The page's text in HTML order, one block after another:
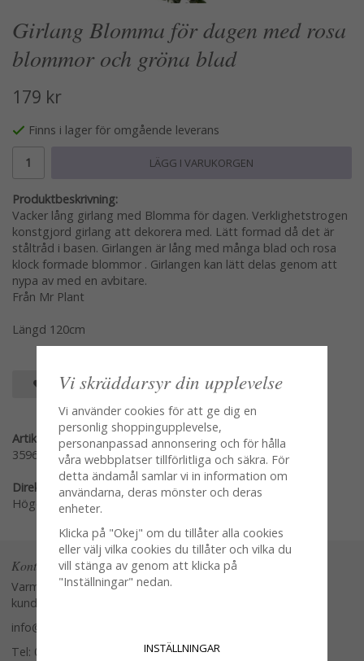
Girlang Blomma för dagen med rosa
blommor och gröna blad
179 kr
Finns i lager för omgående leverans
LÄGG I VARUKORGEN
Produktbeskrivning:
Vacker lång girlang med Blomma för dagen. Verklighetstrogen
konstgjord girlang att dekorera med. Lätt formad då det är
ståltråd i basen. Girlangen är lång med många blad och rosa
klock formade blommor . Girlangen kan lätt delas genom att
nypa av med en avbitare.
Från Mr Plant
Längd 120cm
SPARA SOM FAVORIT
Artikelnummer:
3596-20-2
Direktlänk:
Högerklicka och kopiera adressen
Kontakta oss
Varmt välkommen att kontakta vår
kundtjänst.
info@glasverandan.se
Tel: 079-3495968
Vi skräddarsyr din upplevelse
Vi använder cookies för att ge dig en
personlig shoppingupplevelse,
personanpassad annonsering och för hålla
våra webbplatser tillförlitliga och säkra. För
detta ändamål samlar vi in information om
användarna, deras mönster och deras
enheter.
Klicka på "Okej" om du tillåter alla cookies
eller välj vilka cookies du tillåter och vilka du
vill stänga av genom att klicka på
"Inställningar" nedan.
INSTÄLLNINGAR